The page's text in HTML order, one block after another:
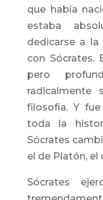
que había
estaba
dedicarse a la
con Sócrates.
pero
filosofía. Y
toda la
Sócrates
el de Platón,
Sócrates